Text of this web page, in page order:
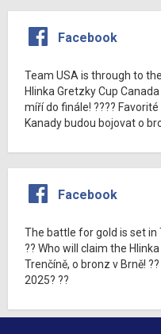
Facebook
Team USA is through to
Hlinka Gretzky Cup
míří do finále! ????
Kanady budou bojovat o
Facebook
The battle for gold is set in
?? Who will claim the
Trenčíně, o bronz v Brně!
2025? ??